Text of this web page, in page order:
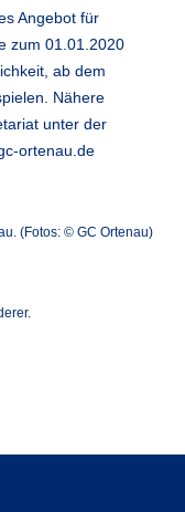
Angebot für
zum 01.01.2020
ab dem
Nähere
unter der
ortenau.de
(Fotos: © GC Ortenau)